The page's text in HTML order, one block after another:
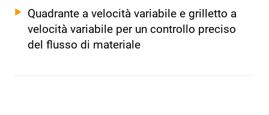
Quadrante a velocità variabile e grilletto a
velocità variabile per un controllo preciso
del flusso di materiale